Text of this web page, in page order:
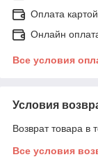
Оплата
Онлайн
Все условия
Условия
Возврат товара в
Все условия